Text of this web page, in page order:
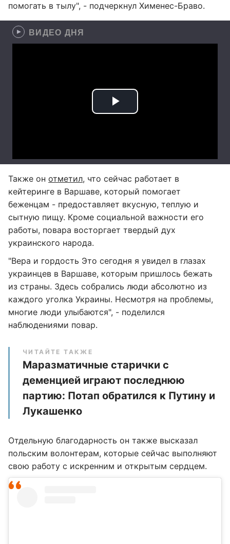
помогать в тылу", - подчеркнул Хименес-Браво.
ВИДЕО ДНЯ
Также он отметил, что сейчас работает в
кейтеринге в Варшаве, который помогает
беженцам - предоставляет вкусную, теплую и
сытную пищу. Кроме социальной важности его
работы, повара восторгает твердый дух
украинского народа.
"Вера и гордость Это сегодня я увидел в глазах
украинцев в Варшаве, которым пришлось бежать
из страны. Здесь собрались люди абсолютно из
каждого уголка Украины. Несмотря на проблемы,
многие люди улыбаются", - поделился
наблюдениями повар.
ЧИТАЙТЕ ТАКЖЕ
Маразматичные старички с
деменцией играют последнюю
партию: Потап обратился к Путину и
Лукашенко
Отдельную благодарность он также высказал
польским волонтерам, которые сейчас выполняют
свою работу с искренним и открытым сердцем.